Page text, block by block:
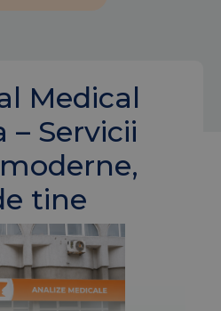
Medical
– Servicii
tine